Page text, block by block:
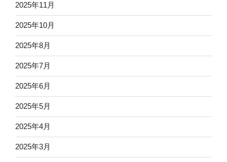
2025年11月
2025年10月
2025年8月
2025年7月
2025年6月
2025年5月
2025年4月
2025年3月